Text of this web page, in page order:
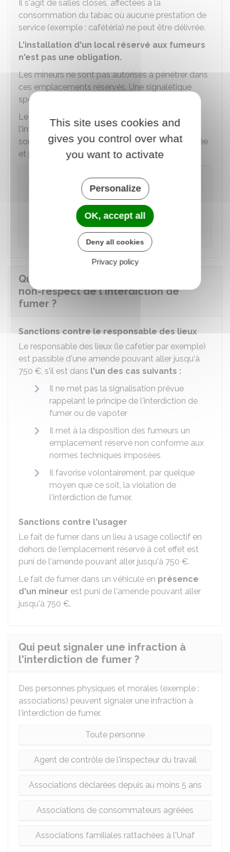
Il s'agit de salles closes, affectées à la
consommation du tabac où aucune prestation de
service (exemple : cafétéria) ne peut être délivrée.
L'installation d'un local réservé aux fumeurs
n'est pas une obligation.
Les mineurs ne sont pas autorisés à pénétrer dans
ces emplacements réservés. Une signalétique
spécifique doit être apposée à l'entrée.
Le responsable des lieux peut décider d'élargir
l'interdiction de fumer à l'ensemble des locaux
sous sa responsabilité, si cette mesure est justifiée
et proportionnée au but recherché.
La création des emplacements réservés aux
fumeurs ne peut pas avoir lieu dans des
écoles, collèges, lycées, universités ou dans
les établissements de santé.
Quelles sont les sanctions en cas de
non-respect de l'interdiction de
fumer ?
Sanctions contre le responsable des lieux
Le responsable des lieux (le cafetier par exemple)
est passible d'une amende pouvant aller jusqu'à
750 €, s'il est dans l'un des cas suivants :
Il ne met pas la signalisation prévue
rappelant le principe de l'interdiction de
fumer ou de vapoter
Il met à la disposition des fumeurs un
emplacement réservé non conforme aux
normes techniques imposées
Il favorise volontairement, par quelque
moyen que ce soit, la violation de
l'interdiction de fumer.
Sanctions contre l'usager
Le fait de fumer dans un lieu à usage collectif en
dehors de l'emplacement réservé à cet effet est
puni de l'amende pouvant aller jusqu'à 750 €.
Le fait de fumer dans un véhicule en présence
d'un mineur est puni de l'amende pouvant aller
jusqu'à 750 €.
Qui peut signaler une infraction à
l'interdiction de fumer ?
Des personnes physiques et morales (exemple :
associations) peuvent signaler une infraction à
l'interdiction de fumer.
Toute personne
Agent de contrôle de l'inspecteur du travail
Associations déclarées depuis au moins 5 ans
Associations de consommateurs agréées
Associations familiales rattachées à l'Unaf
This site uses cookies and
gives you control over what
you want to activate
Personalize
OK, accept all
Deny all cookies
Privacy policy